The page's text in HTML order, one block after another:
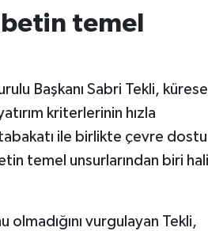
temel
Başkanı Sabri Tekli, küresel
kriterlerinin hızla
ile birlikte çevre
temel unsurlarından biri
vurgulayan Tekli,